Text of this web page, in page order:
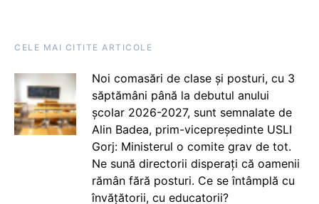
CELE MAI CITITE ARTICOLE
Noi comasări de clase și posturi, cu 3
săptămâni până la debutul anului
școlar 2026-2027, sunt semnalate de
Alin Badea, prim-vicepreședinte USLI
Gorj: Ministerul o comite grav de tot.
Ne sună directorii disperați că oamenii
rămân fără posturi. Ce se întâmplă cu
învățătorii, cu educatorii?